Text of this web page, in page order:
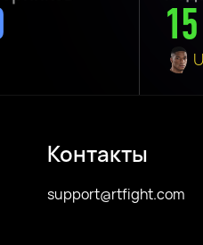
15
Контакты
support@rtfight.com